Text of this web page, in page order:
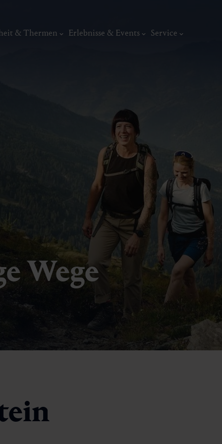
& Thermen Erlebnisse & Events Service
Wellness & Entspannung
Kunst,
Wege